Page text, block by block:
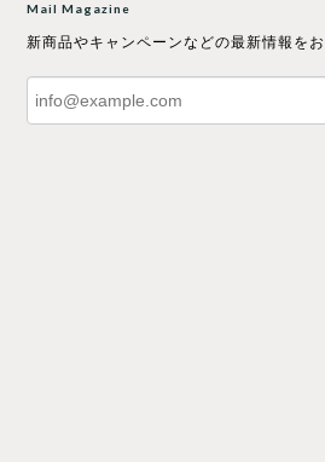
Mail Magazine
新商品やキャンペーンなどの最新情報をお